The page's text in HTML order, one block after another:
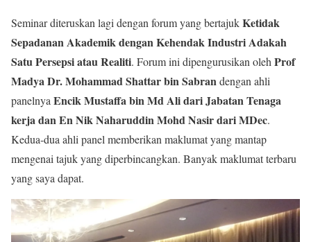
Seminar diteruskan lagi dengan forum yang bertajukKetidak
Sepadanan Akademik dengan Kehendak Industri Adakah
Satu Persepsi atau Realiti. Forum ini dipengurusikan oleh Prof
Madya Dr. Mohammad Shattar bin Sabran dengan ahli
panelnya Encik Mustaffa bin Md Ali dari Jabatan Tenaga
kerja dan En Nik Naharuddin Mohd Nasir dari MDec.
Kedua-dua ahli panel memberikan maklumat yang mantap
mengenai tajuk yang diperbincangkan. Banyak maklumat terbaru
yang saya dapat.